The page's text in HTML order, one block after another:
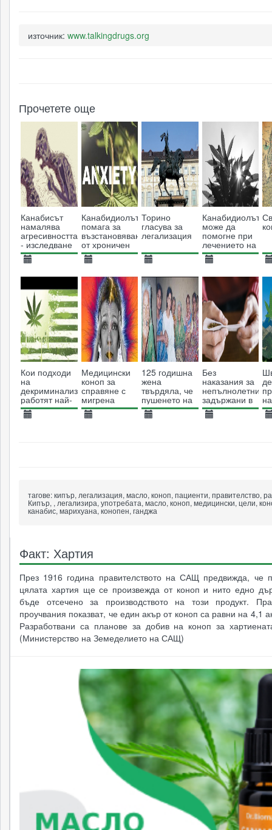
източник: www.talkingdrugs.org
Прочетете още
Канабисът
намалява
агресивността
- изследване
показва защо
Канабидиолът
помага за
възстановяването
от хроничен
стрес и
намаляване
тревожността
6698
Торино
гласува за
легализация
6057
Канабидиолът
може да
помогне при
лечението на
обсесивно-
компулсивно
9700
Кои подходи
на
декриминализация
работят най-
добре в САЩ
Медицински
коноп за
справяне с
мигрена
125 годишна
жена
твърдяла, че
пушенето на
канабис е
ключ към
Без
наказания за
непълнолетни,
задържани в
притежание
на до 10
тагове:кипър, легализация, масло, коноп, пациенти, правителство,
Кипър, , легализира, употребата, масло, коноп, медицински, цели,
канабис, марихуана, конопен, ганджа
Факт: Хартия
През 1916 година правителството на САЩ предвижда, че
цялата хартия ще се произвежда от коноп и нито едно
бъде отсечено за производството на този продукт.
проучвания показват, че един акър от коноп са равни на 4,1
Разработвани са планове за добив на коноп за
(Министерство на Земеделието на САЩ)